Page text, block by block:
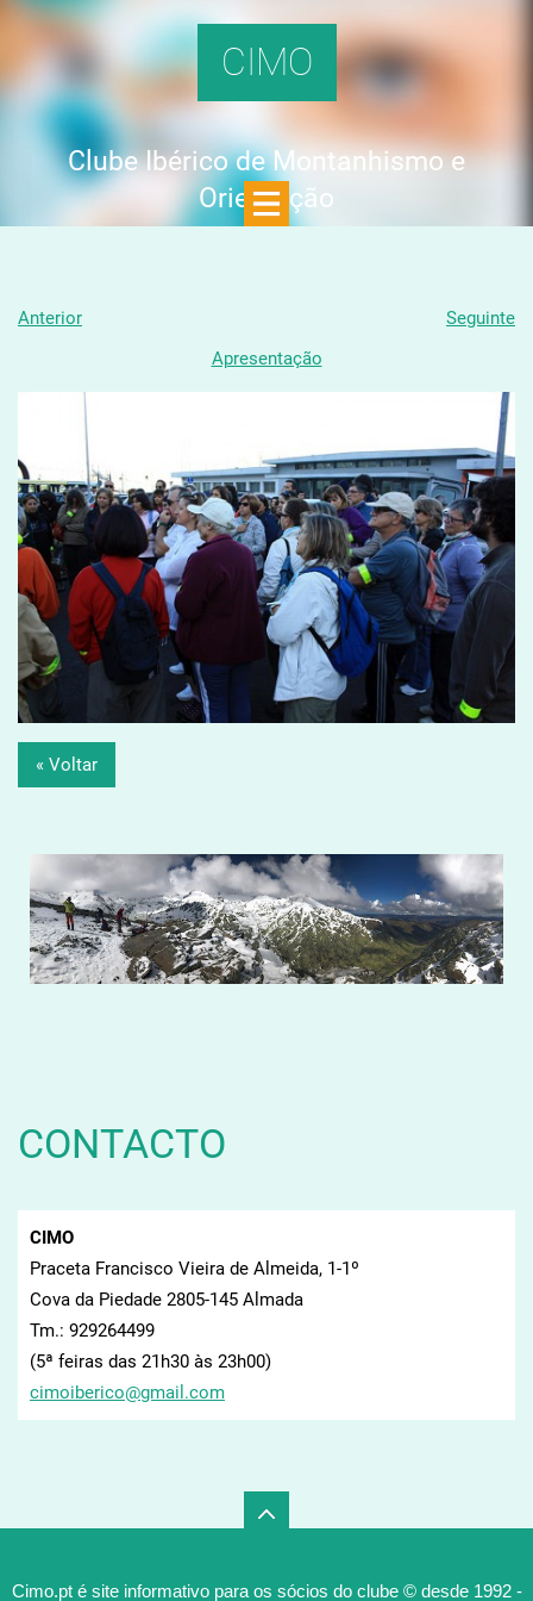
CIMO
Clube Ibérico de Montanhismo e
Orientação
Anterior
Seguinte
Apresentação
« Voltar
CONTACTO
CIMO
Praceta Francisco Vieira de Almeida, 1-1º
Cova da Piedade 2805-145 Almada
Tm.: 929264499
(5ª feiras das 21h30 às 23h00)
cimoiberico@gmai l.com
Cimo.pt é site informativo para os sócios do clube © desde 1992 -